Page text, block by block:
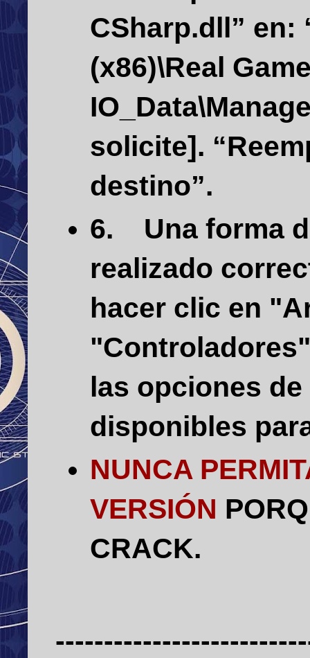
CSharp.dll” en:
(x86)\Real
solicite].
destino”.
6.
Una forma
realizado
hacer clic en
las opciones
disponibles
NUNCA
VERSIÓN
CRACK.